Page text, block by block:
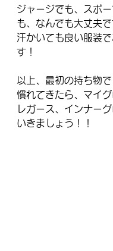
ジャージでも、スポ
も、なんでも大丈夫で
汗かいても良い服装
す！
以上、最初の持ち物
慣れてきたら、マイ
レガース、インナー
いきましょう！！